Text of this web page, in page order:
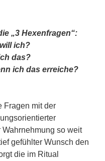
„3 Hexenfragen“:
ich?
das?
ich das erreiche?
Fragen mit der
so weit
gefühlter Wunsch den
die im Ritual